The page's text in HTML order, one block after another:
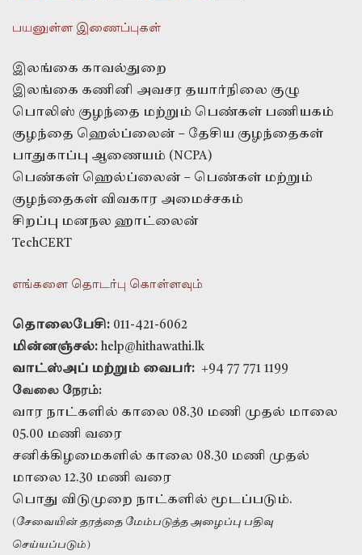
பயனுள்ள இணைப்புகள்
இலங்கை காவல்துறை
இலங்கை கணினி அவசர தயார்நிலை குழு
பொலிஸ் குழந்தை மற்றும் பெண்கள் பணியகம்
குழந்தை ஹெல்ப்லைன் – தேசிய குழந்தைகள்
பாதுகாப்பு ஆணையம் (NCPA)
பெண்கள் ஹெல்ப்லைன் – பெண்கள் மற்றும்
குழந்தைகள் விவகார அமைச்சகம்
சிறப்பு மனநல ஹாட்லைன்
TechCERT
எங்களை தொடர்பு கொள்ளவும்
தொலைபேசி: 011-421-6062
மின்னஞ்சல்: help@hithawathi.lk
வாட்ஸ்அப் மற்றும் வைபர்: +94 77 771 1199
வேலை நேரம்:
வார நாட்களில் காலை 08.30 மணி முதல் மாலை
05.00 மணி வரை
சனிக்கிழமைகளில் காலை 08.30 மணி முதல்
மாலை 12.30 மணி வரை
பொது விடுமுறை நாட்களில் மூடப்படும்.
(சேவையின் தரத்தை மேம்படுத்த அழைப்பு பதிவு
செய்யப்படும்)